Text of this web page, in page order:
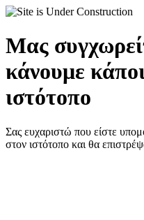
Μας
κάνουμε
ιστότοπο
Σας ευχαριστώ που είστε
στον ιστότοπο και θα